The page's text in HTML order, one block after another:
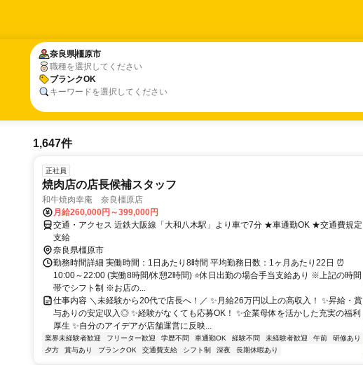
奈良県橿原市
職種を選択してください
ブランクOK
キーワードを選択してください
奈良県橿原市
ブランクOK
1,647件
正社員
焼肉店の店長候補スタッフ
和牛焼肉幸庵 奈良橿原店
月給260,000円～399,000円
交通・アクセス 近鉄大阪線「大和八木駅」より車で7分 ★車通勤OK ★交通費規定
支給
奈良県橿原市
勤務時間詳細 実働時間：1日あたり8時間 平均勤務日数：1ヶ月あたり22日 ⏰
10:00～22:00 (実働8時間/休憩2時間) ⭐休日出勤の場合手当支給あり ※上記の時間
帯でシフト制 ※お店の...
仕事内容 ＼未経験から20代で店長へ！／ ✨月給26万円以上の高収入！ ✨昇給・賞
与ありの安定収入◎ ✨経験がなくても応募OK！ ✨企業母体を活かした充実の福利
厚生 ✨自分のアイデアが店舗運営に反映...
業界未経験者歓迎 フリーター歓迎 学歴不問 車通勤OK 経験不問 未経験者歓迎 午前
研修あり
夕方
賞与あり ブランクOK 交通費支給 シフト制 深夜 長期休暇あり